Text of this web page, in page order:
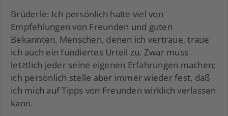
Brüderle: Ich persönlich halte viel von
Empfehlungen von Freunden und guten
Bekannten. Menschen, denen ich vertraue, traue
ich auch ein fundiertes Urteil zu. Zwar muss
letztlich jeder seine eigenen Erfahrungen machen;
ich persönlich stelle aber immer wieder fest, daß
ich mich auf Tipps von Freunden wirklich verlassen
kann.